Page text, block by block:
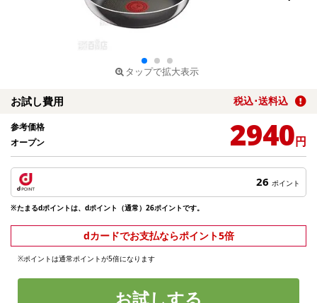
タップで拡大表示
お試し費用 税込･送料込
参考価格
オープン
2940円
26 ポイント
※たまるdポイントは、dポイント（通常）26ポイントです。
dカードでお支払ならポイント5倍
※ポイントは通常ポイントが5倍になります
お試しする